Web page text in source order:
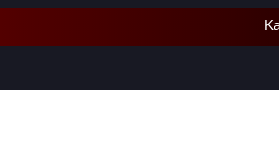
Kapolda Jabar Tinjau